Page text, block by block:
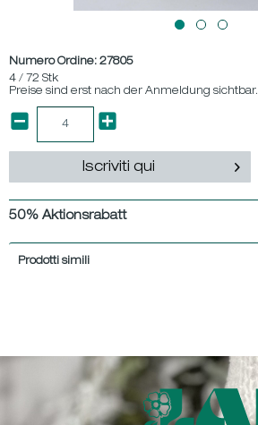
Numero Ordine: 27805
4 / 72 Stk
Preise sind erst nach der Anmeldung sichtbar.
Iscriviti qui
50% Aktionsrabatt
Prodotti simili